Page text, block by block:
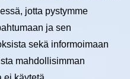
jotta pystymme
ja sen
sekä informoimaan
mahdollisimman